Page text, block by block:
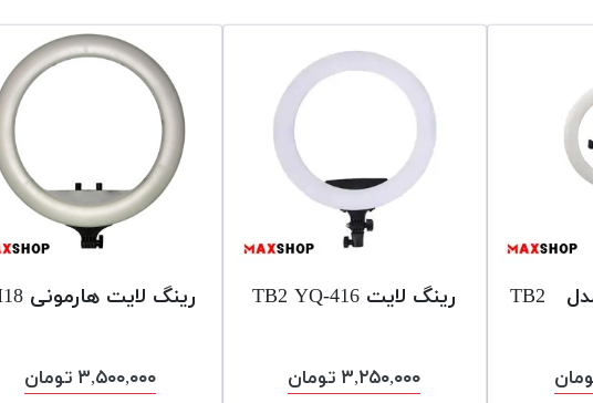
رینگ لایت مدل TB2
رینگ لایت TB2 YQ-416
۳,۲۵۰,۰۰۰ تومان
رینگ لایت هارمونی M18
۳,۵۰۰,۰۰۰ تومان